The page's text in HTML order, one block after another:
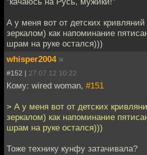
А у меня вот от детских
зеркалом) как напоминание
шрам на руке остался)))
whisper2004 »
#152 | 27.07.12 10:22
Кому: wired woman, #151
> А у меня вот от детских
зеркалом) как напоминание
шрам на руке остался)))
Тоже технику кунфу затачивала?